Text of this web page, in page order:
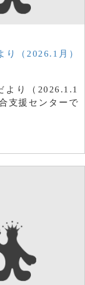
り（2026.1月）
より（2026.1.1
支援センターで